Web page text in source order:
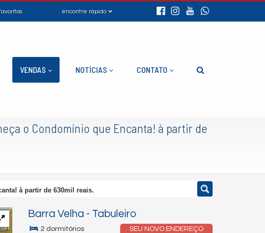
encontre rápido
VENDAS NOTÍCIAS CONTATO
o Condomínio que Encanta! à partir de
à partir de 630mil reais.
Barra Velha - Tabuleiro
SEU NOVO ENDEREÇO
2 dormitórios